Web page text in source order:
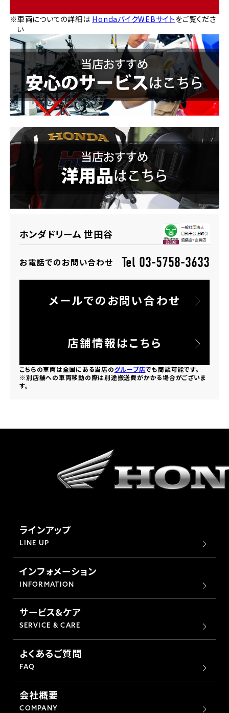
※車両についての詳細は HondaバイクWEBサイトをご覧くださ
い
ホンダドリーム 世田谷
お電話でのお問い合わせ Tel 03-5758-3633
メールでのお問い合わせ
店舗情報はこちら
こちらの車両は全国にある当店のグループ店でも商談可能です。
※別店舗への車両移動の際は別途搬送費がかかる場合がございま
す。
ラインアップ
LINE UP
インフォメーション
INFORMATION
サービス&ケア
SERVICE & CARE
よくあるご質問
FAQ
会社概要
COMPANY
ホンダドリーム 横浜緑
千葉県
ホンダドリーム 船橋
ホンダドリーム 松戸
ホンダドリーム 蘇我
埼玉県
ホンダドリーム 所沢
ホンダドリーム 大宮
ホンダドリーム 水戸北
ホンダドリーム 尼崎
ホンダドリーム 姫路
ホンダドリーム 西宮甲子園
奈良県
ホンダドリーム 奈良